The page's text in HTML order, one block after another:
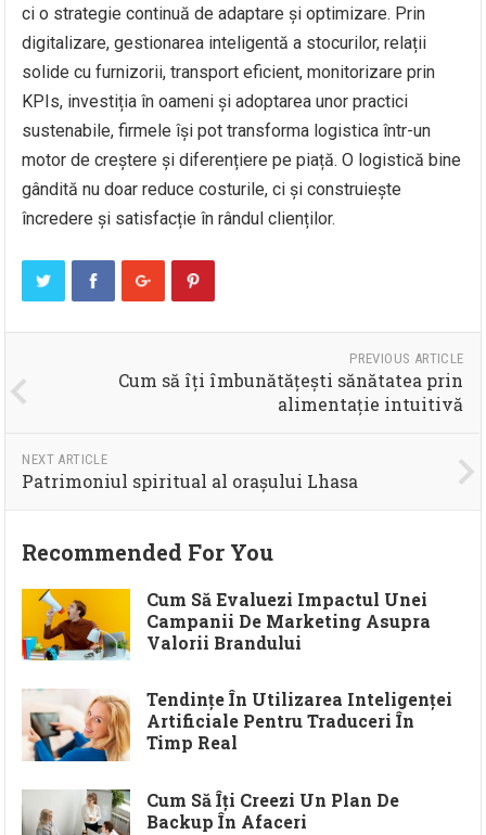
ci o strategie continuă de adaptare și optimizare. Prin
digitalizare, gestionarea inteligentă a stocurilor, relații
solide cu furnizorii, transport eficient, monitorizare prin
KPIs, investiția în oameni și adoptarea unor practici
sustenabile, firmele își pot transforma logistica într-un
motor de creștere și diferențiere pe piață. O logistică bine
gândită nu doar reduce costurile, ci și construiește
încredere și satisfacție în rândul clienților.
PREVIOUS ARTICLE
Cum să îți îmbunătățești sănătatea prin
alimentație intuitivă
NEXT ARTICLE
Patrimoniul spiritual al orașului Lhasa
Recommended For You
Cum Să Evaluezi Impactul Unei
Campanii De Marketing Asupra
Valorii Brandului
Tendințe În Utilizarea Inteligenței
Artificiale Pentru Traduceri În
Timp Real
Cum Să Îți Creezi Un Plan De
Backup În Afaceri